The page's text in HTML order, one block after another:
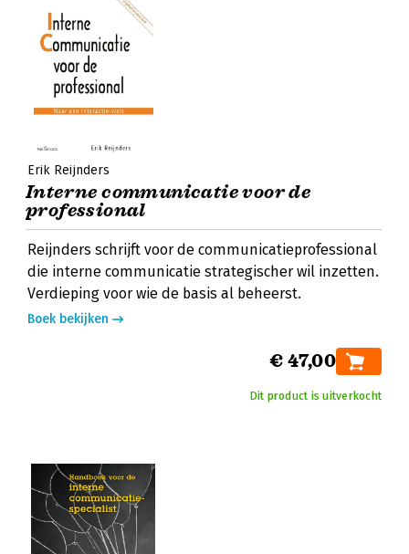
Erik Reijnders
Interne communicatie voor de
professional
Reijnders schrijft voor de communicatieprofessional
die interne communicatie strategischer wil inzetten.
Verdieping voor wie de basis al beheerst.
Boek bekijken
€ 47,00
Dit product is uitverkocht